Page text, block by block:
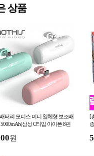
상품
터리 모디스 미니 일체형 보조배
삼성 C타입 아이폰 8핀
원
[